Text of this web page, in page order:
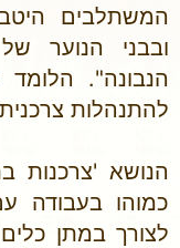
המשתלבים
ובבני הנוער
הנבונה". הלומד
להתנהלות
הנושא 'צרכנות
כמוהו בעבודה
לצורך במתן